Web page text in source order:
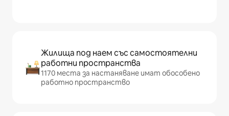
Жилища под наем със самостоятелни
работни пространства
1170 места за настаняване имат обособено
работно пространство